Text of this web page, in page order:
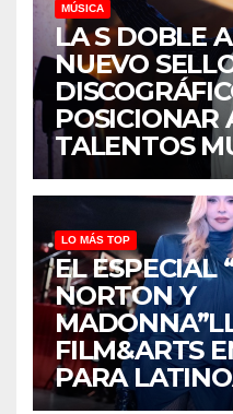
MÚSICA
LA S DOBLE
NUEVO
POSICIONAR
TALENTOS
LO MÁS TOP
EL ESPECIAL
NORTON Y
FILM&ARTS
PARA